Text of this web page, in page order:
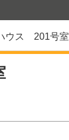
ウス 201号室